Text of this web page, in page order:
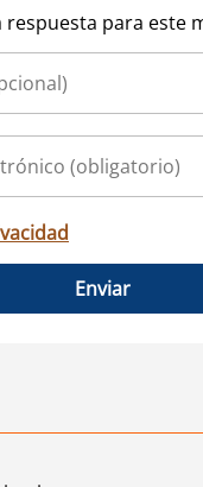
respuesta para este
Enviar